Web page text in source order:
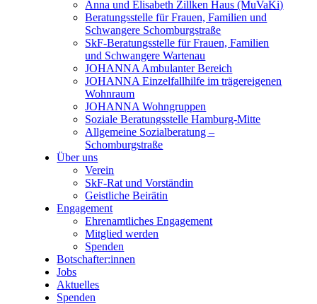
Anna und Elisabeth Zillken Haus (MuVaKi)
Beratungsstelle für Frauen, Familien und
Schwangere Schomburgstraße
SkF-Beratungsstelle für Frauen, Familien
und Schwangere Wartenau
JOHANNA Ambulanter Bereich
JOHANNA Einzelfallhilfe im trägereigenen
Wohnraum
JOHANNA Wohngruppen
Soziale Beratungsstelle Hamburg-Mitte
Allgemeine Sozialberatung –
Schomburgstraße
Über uns
Verein
SkF-Rat und Vorständin
Geistliche Beirätin
Engagement
Ehrenamtliches Engagement
Mitglied werden
Spenden
Botschafter:innen
Jobs
Aktuelles
Spenden